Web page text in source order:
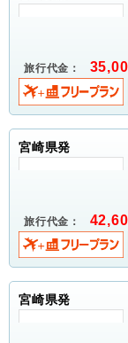
旅行代金：
宮崎県発
旅行代金：
宮崎県発